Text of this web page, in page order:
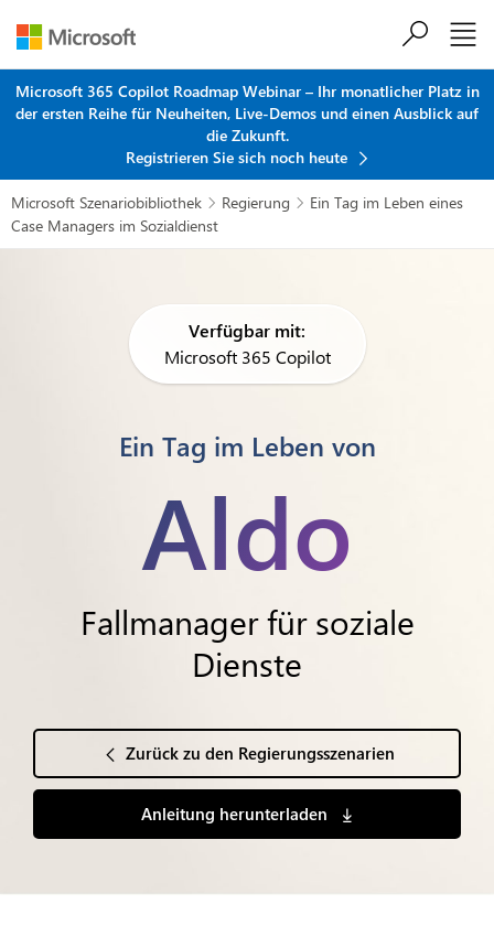
Microsoft 365 Copilot Roadmap Webinar – Ihr monatlicher Platz in
der ersten Reihe für Neuheiten, Live-Demos und einen Ausblick auf
die Zukunft.
Registrieren Sie sich noch heute
Microsoft Szenariobibliothek  Regierung 
Ein Tag im Leben eines
Case Managers im Sozialdienst
Verfügbar mit:
Microsoft 365 Copilot
Ein Tag im Leben von
Aldo
Fallmanager für soziale
Dienste
Zurück zu den Regierungsszenarien
Anleitung herunterladen